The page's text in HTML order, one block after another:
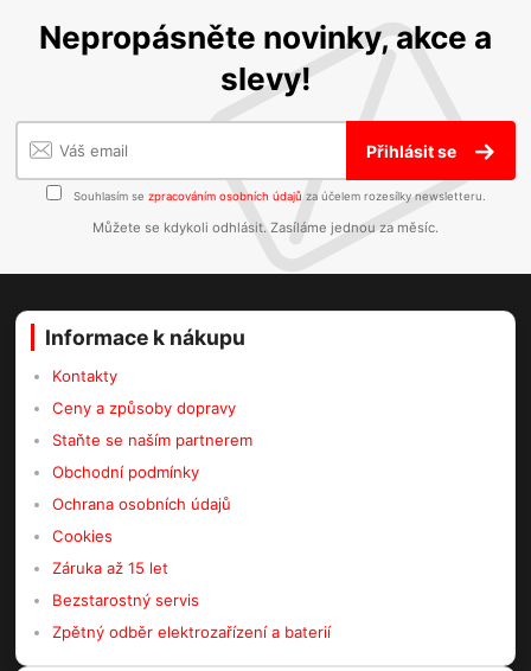
Nepropásněte novinky, akce a
slevy!
Přihlásit se
Souhlasím se zpracováním osobních údajů za účelem rozesílky newsletteru.
Můžete se kdykoli odhlásit. Zasíláme jednou za měsíc.
Informace k nákupu
Kontakty
Ceny a způsoby dopravy
Staňte se naším partnerem
Obchodní podmínky
Ochrana osobních údajů
Cookies
Záruka až 15 let
Bezstarostný servis
Zpětný odběr elektrozařízení a baterií